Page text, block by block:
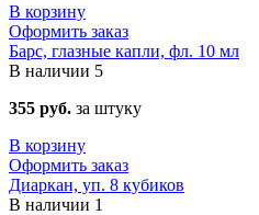
В корзину
Оформить заказ
Барс, глазные капли, фл. 10 мл
В наличии 5
355 руб. за штуку
В корзину
Оформить заказ
Диаркан, уп. 8 кубиков
В наличии 1